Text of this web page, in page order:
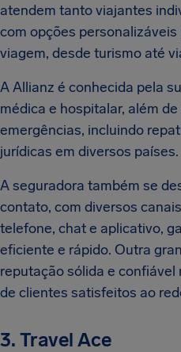
atendem tanto viajantes
com opções
viagem, desde turismo até
A Allianz é conhecida pela
médica e hospitalar, além
emergências, incluindo
jurídicas em diversos países.
A seguradora também se
contato, com diversos
telefone, chat e aplicativo,
eficiente e rápido. Outra
reputação sólida e confiável
de clientes satisfeitos ao
3. Travel Ace